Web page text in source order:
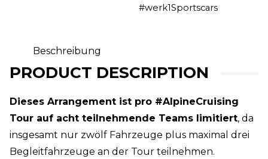
#werk1Sportscars
Beschreibung
PRODUCT DESCRIPTION
Dieses Arrangement ist pro #AlpineCruising
Tour auf acht teilnehmende Teams limitiert, da
insgesamt nur zwölf Fahrzeuge plus maximal drei
Begleitfahrzeuge an der Tour teilnehmen.